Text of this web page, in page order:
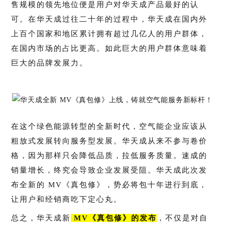
售规模的领先地位便是用户对华天成产品最好的认
可。在华天成过往二十年的过程中，华天成在国内外
上百个国家和地区累计拥有超过几亿人的用户群体，
在国内市场的占比更高。如此巨大的用户群体意味着
巨大的品牌发展力。
在这个绿色能源转型的全新时代，空气能企业应该从
粗放式发展转向服务型发展。华天成从来不参与卷价
格，因为那样只会降低品质，拉低服务质量。速成的
销量增长，终究会导致企业发展受阻。华天成此次发
布全新的 MV《真包修》，势必将包十年进行到底，
让用户和经销商吃下定心丸。
总之，华天成新 MV《真包修》的发布 ，不仅是对自